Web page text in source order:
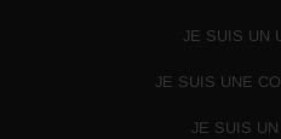
JE SUIS UN
JE SUIS UNE
JE SUIS